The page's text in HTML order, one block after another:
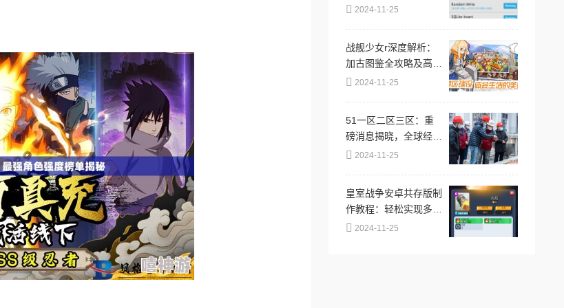
内容的平台，提供丰富
和偏好
2024-11-25
战舰少女r深度解析：
加古图鉴全攻略及高效
建造公式揭秘
2024-11-25
51一区二区三区：重
磅消息揭晓，全球经济
新趋势引发市场震荡，
2024-11-25
皇室战争安卓共存版制
作教程：轻松实现多账
号切换，换号更方便快
2024-11-25